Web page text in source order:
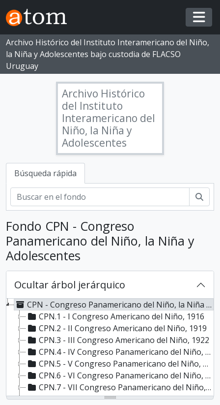
Skip to main content
Archivo Histórico del Instituto Interamericano del Niño,
la Niña y Adolescentes bajo custodia de FLACSO
Uruguay
Archivo Histórico
del Instituto
Interamericano del
Niño, la Niña y
Adolescentes
Búsqueda rápida
Fondo CPN - Congreso
Panamericano del Niño, la Niña y
Adolescentes
Ocultar árbol jerárquico
CPN - Congreso Panamericano del Niño, la Niña y Adolescentes
CPN.1 - I Congreso Americano del Niño, 1916
CPN.2 - II Congreso Americano del Niño, 1919
CPN.3 - III Congreso Americano del Niño, 1922
CPN.4 - IV Congreso Panamericano del Niño, 1924
CPN.5 - V Congreso Panamericano del Niño, 1927
CPN.6 - VI Congreso Panamericano del Niño, 1930
CPN.7 - VII Congreso Panamericano del Niño, 1935
CPN.8 - VIII Congreso Panamericano del Niño, 1942